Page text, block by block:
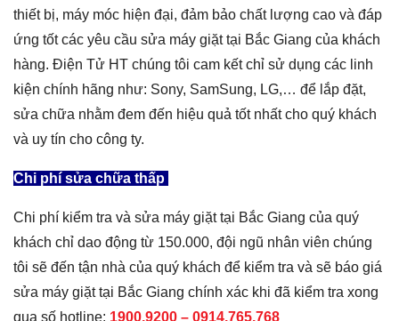
thiết bị, máy móc hiện đại, đảm bảo chất lượng cao và đáp
ứng tốt các yêu cầu sửa máy giặt tại Bắc Giang của khách
hàng. Điện Tử HT chúng tôi cam kết chỉ sử dụng các linh
kiện chính hãng như: Sony, SamSung, LG,… để lắp đặt,
sửa chữa nhằm đem đến hiệu quả tốt nhất cho quý khách
và uy tín cho công ty.
Chi phí sửa chữa thấp
Chi phí kiểm tra và sửa máy giặt tại Bắc Giang của quý
khách chỉ dao động từ 150.000, đội ngũ nhân viên chúng
tôi sẽ đến tận nhà của quý khách để kiểm tra và sẽ báo giá
sửa máy giặt tại Bắc Giang chính xác khi đã kiểm tra xong
qua số hotline: 1900.9200 – 0914.765.768